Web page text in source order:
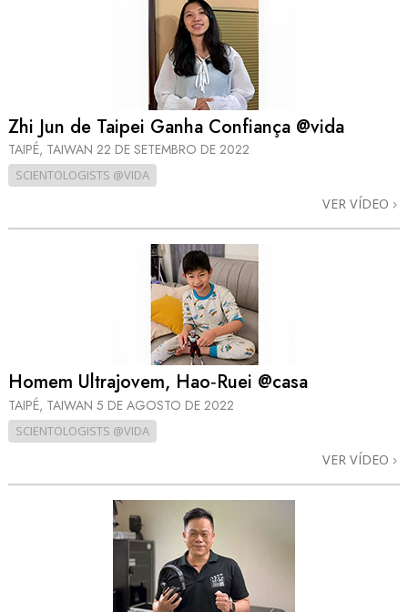
Zhi Jun de Taipei Ganha Confiança @vida
TAIPÉ, TAIWAN 22 DE SETEMBRO DE 2022
SCIENTOLOGISTS @VIDA
VER VÍDEO
Homem Ultrajovem, Hao‑Ruei @casa
TAIPÉ, TAIWAN 5 DE AGOSTO DE 2022
SCIENTOLOGISTS @VIDA
VER VÍDEO